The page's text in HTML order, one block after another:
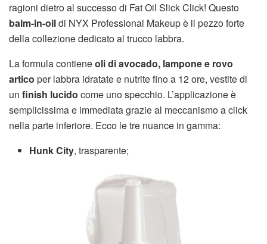
ragioni dietro al successo di Fat Oil Slick Click! Questo
balm-in-oildi NYX Professional Makeup è il pezzo forte
della collezione dedicato al trucco labbra.
La formula contieneoli di avocado, lampone e rovo
artico per labbra idratate e nutrite fino a 12 ore, vestite di
un finish lucido come uno specchio. L’applicazione è
semplicissima e immediata grazie al meccanismo a click
nella parte inferiore. Ecco le tre nuance in gamma:
Hunk City, trasparente;